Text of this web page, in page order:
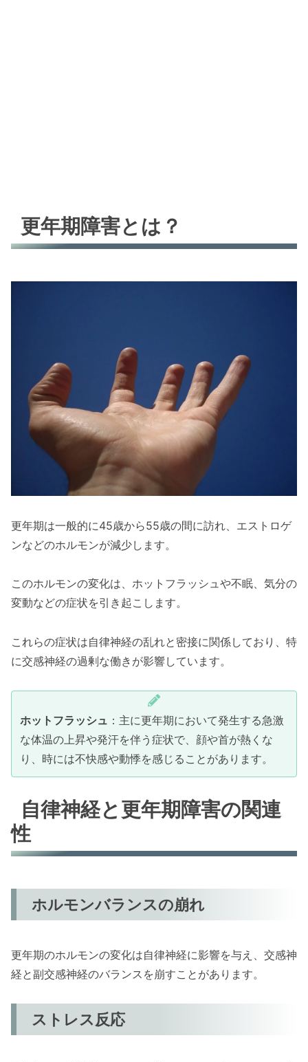
更年期障害とは？
更年期は一般的に45歳から55歳の間に訪れ、エストロゲ
ンなどのホルモンが減少します。
このホルモンの変化は、ホットフラッシュや不眠、気分の
変動などの症状を引き起こします。
これらの症状は自律神経の乱れと密接に関係しており、特
に交感神経の過剰な働きが影響しています。
ホットフラッシュ ：主に更年期において発生する急激
な体温の上昇や発汗を伴う症状で、顔や首が熱くな
り、時には不快感や動悸を感じることがあります。
自律神経と更年期障害の関連
性
ホルモンバランスの崩れ
更年期のホルモンの変化は自律神経に影響を与え、交感神
経と副交感神経のバランスを崩すことがあります。
ストレス反応